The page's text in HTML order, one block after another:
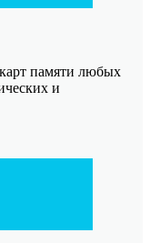
памяти любых
и